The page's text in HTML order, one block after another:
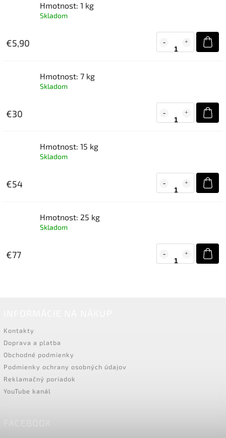
Hmotnost: 1 kg
Skladom
€5,90
Hmotnost: 7 kg
Skladom
€30
Hmotnost: 15 kg
Skladom
€54
Hmotnost: 25 kg
Skladom
€77
Kontakty
Doprava a platba
Obchodné podmienky
Podmienky ochrany osobných údajov
Reklamačný poriadok
YouTube kanál